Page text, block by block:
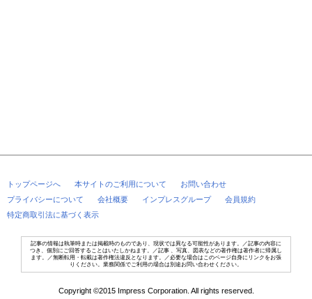
トップページへ 本サイトのご利用について
お問い合わせ
プライバシーについて
会社概要 インプレスグループ
会員規約
特定商取引法に基づく表示
記事の情報は執筆時または掲載時のものであり、現状では異なる可能性があります。／記事の内容に
つき、個別にご回答することはいたしかねます。／記事 、写真、図表などの著作権は著作者に帰属し
ます。／無断転用・転載は著作権法違反となります。／必要な場合はこのページ自身にリンクをお張
りください。業務関係でご利用の場合は別途お問い合わせください。
Copyright ©2015 Impress Corporation. All rights reserved.